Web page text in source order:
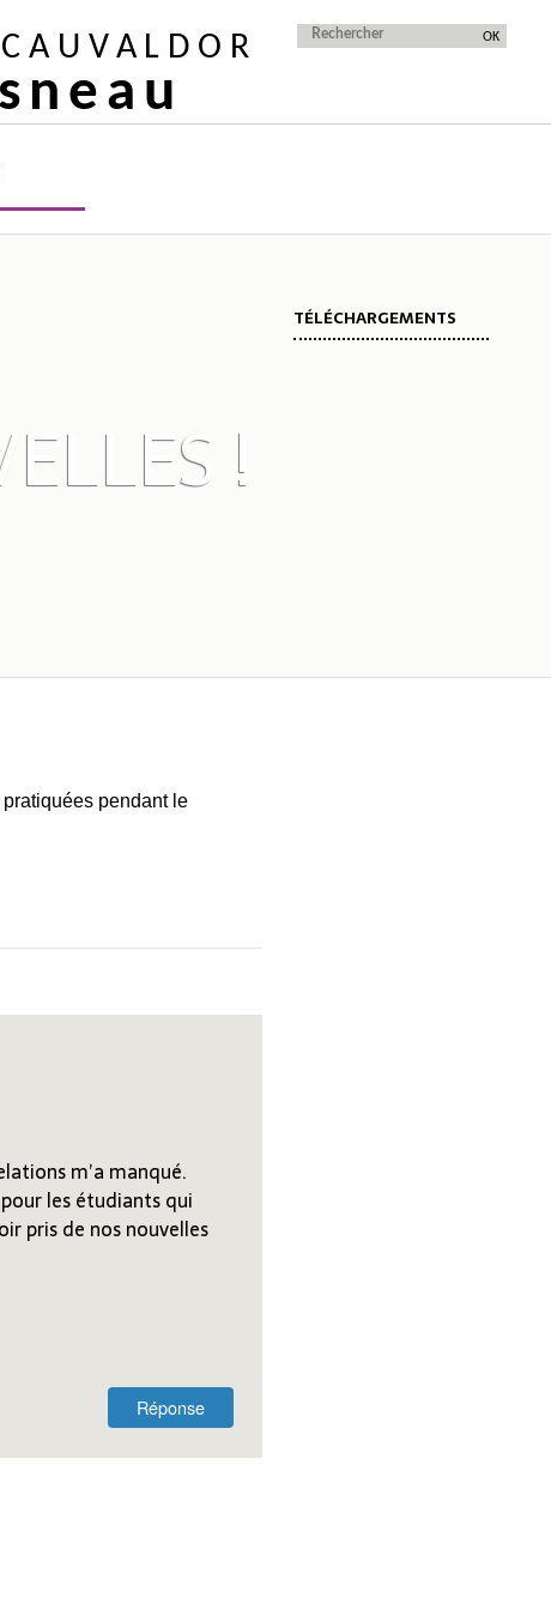
!
TÉLÉCHARGEMENTS
pratiquées pendant le
m’a manqué.
les étudiants qui
pris de nos nouvelles
Réponse